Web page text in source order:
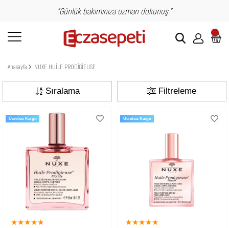
"Günlük bakımınıza uzman dokunuş."
Anasayfa NUXE HUİLE PRODİGİEUSE
Filtreleme
Sıralama
★★★★★
Ücretsiz Kargo
★★★★★
Ücretsiz Kargo